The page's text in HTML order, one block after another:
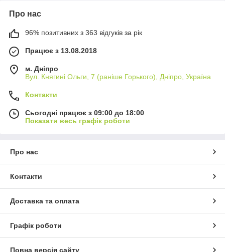
Про нас
96% позитивних з 363 відгуків за рік
Працює з 13.08.2018
м. Дніпро
Вул. Княгині Ольги, 7 (раніше Горького), Дніпро, Україна
Контакти
Сьогодні працює з 09:00 до 18:00
Показати весь графік роботи
Про нас
Контакти
Доставка та оплата
Графік роботи
Повна версія сайту